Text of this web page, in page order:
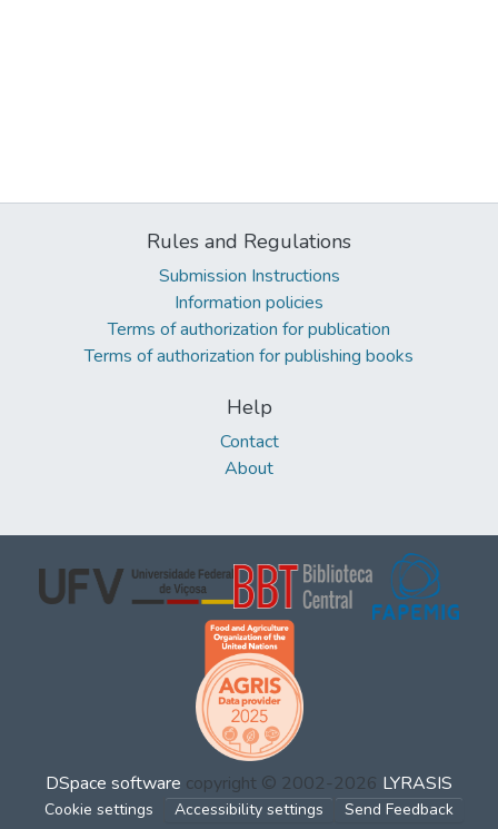
Rules and Regulations
Submission Instructions
Information policies
Terms of authorization for publication
Terms of authorization for publishing books
Help
Contact
About
DSpace software copyright © 2002-2026 LYRASIS
Cookie settings Accessibility settings Send Feedback